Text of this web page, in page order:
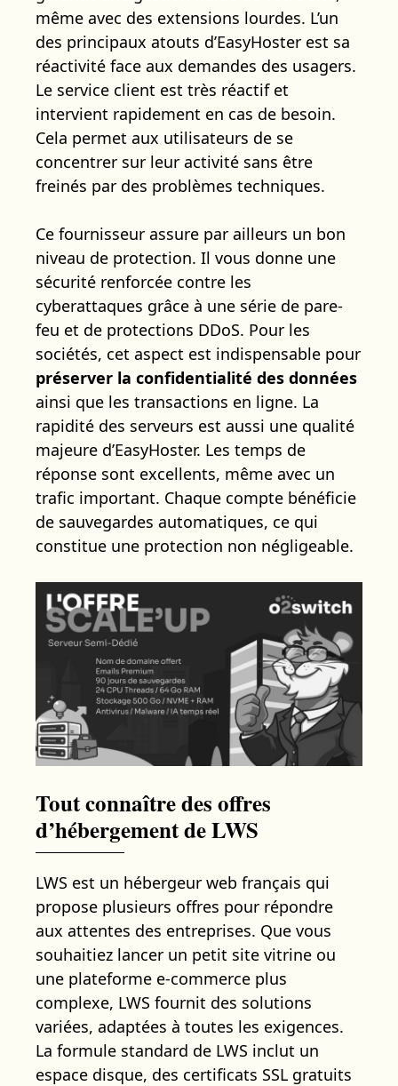
même avec des extensions lourdes. L’un
des principaux atouts d’EasyHoster est sa
réactivité face aux demandes des usagers.
Le service client est très réactif et
intervient rapidement en cas de besoin.
Cela permet aux utilisateurs de se
concentrer sur leur activité sans être
freinés par des problèmes techniques.
Ce fournisseur assure par ailleurs un bon
niveau de protection. Il vous donne une
sécurité renforcée contre les
cyberattaques grâce à une série de pare-
feu et de protections DDoS. Pour les
sociétés, cet aspect est indispensable pour
préserver la confidentialité des données
ainsi que les transactions en ligne. La
rapidité des serveurs est aussi une qualité
majeure d’EasyHoster. Les temps de
réponse sont excellents, même avec un
trafic important. Chaque compte bénéficie
de sauvegardes automatiques, ce qui
constitue une protection non négligeable.
Tout connaître des offres
d’hébergement de LWS
LWS est un hébergeur web français qui
propose plusieurs offres pour répondre
aux attentes des entreprises. Que vous
souhaitiez lancer un petit site vitrine ou
une plateforme e-commerce plus
complexe, LWS fournit des solutions
variées, adaptées à toutes les exigences.
La formule standard de LWS inclut un
espace disque, des certificats SSL gratuits